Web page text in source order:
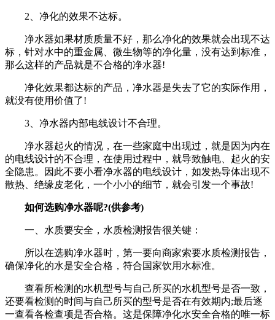
2、净化的效果不达标。
净水器如果材质质量不好，那么净化的效果就会出现不达
标，针对水中的重金属、微生物等的净化量，没有达到标准，
那么这样的产品就是不合格的净水器!
净化效果都达标的产品，净水器是失去了它的实际作用，
就没有使用价值了!
3、净水器内部电线设计不合理。
净水器起火的情况，在一些家庭中出现过，就是因为内在
的电线设计的不合理，在使用过程中，就导致触电、起火的安
全隐患。因此不要小看净水器的电线设计，如发热导体出现不
散热、绝缘皮老化，一个小小的细节，就会引发一个事故!
如何选购净水器呢?(供参考)
一、水质要安全，水质检测报告很关键：
所以在选购净水器时，第一要向商家索要水质检测报告，
确保净化的水是安全合格，符合国家饮用水标准。
查看所检测的水机型号与自己所买的水机型号是否一致，
还要看检测的时间与自己所买的型号是否在有效期内;最后逐
一查看各检查项是否合格。这是保障净化水安全合格的唯一标